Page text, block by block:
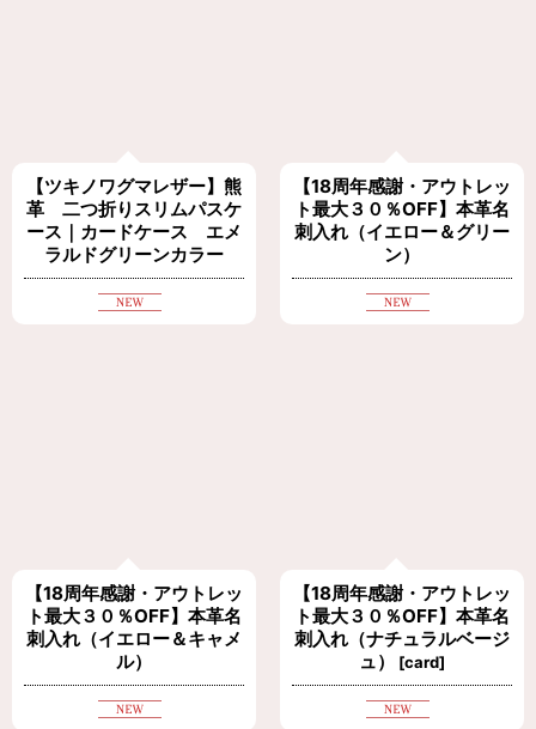
【ツキノワグマレザー】熊
革 二つ折りスリムパスケ
ース｜カードケース エメ
ラルドグリーンカラー
【18周年感謝・アウトレッ
ト最大３０％OFF】本革名
刺入れ（イエロー＆グリー
ン）
【18周年感謝・アウトレッ
ト最大３０％OFF】本革名
刺入れ（イエロー＆キャメ
ル）
【18周年感謝・アウトレッ
ト最大３０％OFF】本革名
刺入れ（ナチュラルベージ
ュ）
[card]